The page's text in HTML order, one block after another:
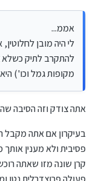
אממ...
לי היה מובן
להתקרב לתיק כשלא
מקופות גמל וכו')
אתה צודק וזה הסיבה
בעיקרון אם אתה מקבל
פסיבית ולא מענין
קרן שונה מזו שאתה